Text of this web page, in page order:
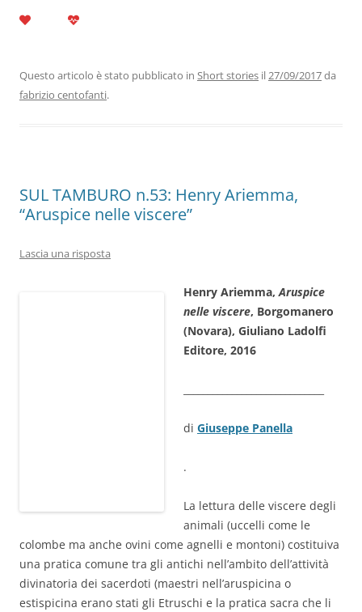
b
o
dI A a vi
Questo articolo è stato pubblicato in Short stories il27/09/2017da
fabrizio centofanti.
SUL TAMBURO n.53: Henry Ariemma,
“Aruspice nelle viscere”
Lascia una risposta
Henry Ariemma,Aruspice
nelle viscere, Borgomanero
(Novara), Giuliano Ladolfi
Editore, 2016
di Giuseppe Panella
.
La lettura delle viscere degli
animali (uccelli come le
colombe ma anche ovini come agnelli e montoni) costituiva
una pratica comune tra gli antichi nell’ambito dell’attività
divinatoria dei sacerdoti (maestri nell’aruspicina o
estispicina erano stati gli Etruschi e la pratica sacra che li